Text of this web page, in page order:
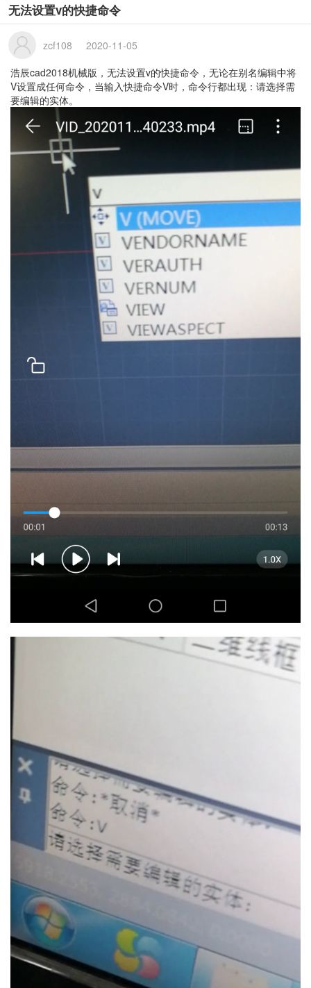
无法设置v的快捷命令
zcf108
2020-11-05
浩辰cad2018机械版，无法设置v的快捷命令，无论在别名编辑中将
V设置成任何命令，当输入快捷命令V时，命令行都出现：请选择需
要编辑的实体。